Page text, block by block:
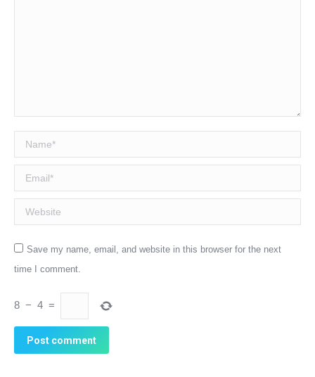
Name *
Email *
Website
Save my name, email, and website in this browser for the next
time I comment.
8 − 4 =
Post comment